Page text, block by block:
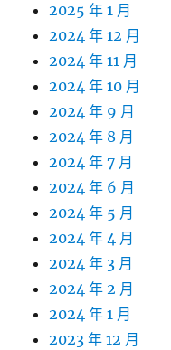
2025 年 1 月
2024 年 12 月
2024 年 11 月
2024 年 10 月
2024 年 9 月
2024 年 8 月
2024 年 7 月
2024 年 6 月
2024 年 5 月
2024 年 4 月
2024 年 3 月
2024 年 2 月
2024 年 1 月
2023 年 12 月